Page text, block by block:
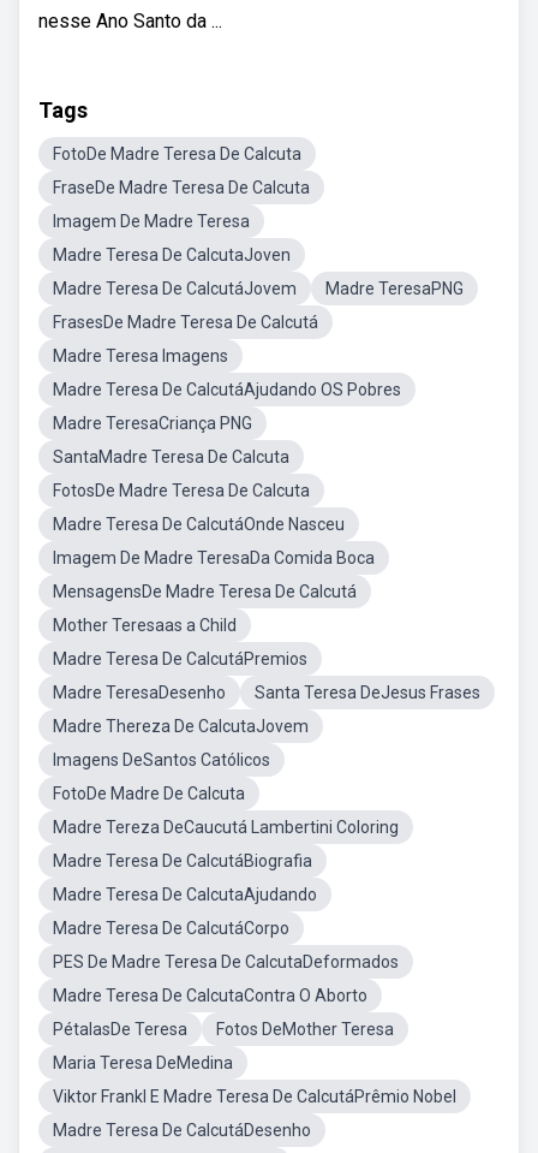
nesse Ano Santo da ...
Tags
FotoDe Madre Teresa De Calcuta
FraseDe Madre Teresa De Calcuta
Imagem De Madre Teresa
Madre Teresa De CalcutaJoven
Madre Teresa De CalcutáJovem
Madre TeresaPNG
FrasesDe Madre Teresa De Calcutá
Madre Teresa Imagens
Madre Teresa De CalcutáAjudando OS Pobres
Madre TeresaCriança PNG
SantaMadre Teresa De Calcuta
FotosDe Madre Teresa De Calcuta
Madre Teresa De CalcutáOnde Nasceu
Imagem De Madre TeresaDa Comida Boca
MensagensDe Madre Teresa De Calcutá
Mother Teresaas a Child
Madre Teresa De CalcutáPremios
Madre TeresaDesenho
Santa Teresa DeJesus Frases
Madre Thereza De CalcutaJovem
Imagens DeSantos Católicos
FotoDe Madre De Calcuta
Madre Tereza DeCaucutá Lambertini Coloring
Madre Teresa De CalcutáBiografia
Madre Teresa De CalcutaAjudando
Madre Teresa De CalcutáCorpo
PES De Madre Teresa De CalcutaDeformados
Madre Teresa De CalcutaContra O Aborto
PétalasDe Teresa
Fotos DeMother Teresa
Maria Teresa DeMedina
Viktor Frankl E Madre Teresa De CalcutáPrêmio Nobel
Madre Teresa De CalcutáDesenho